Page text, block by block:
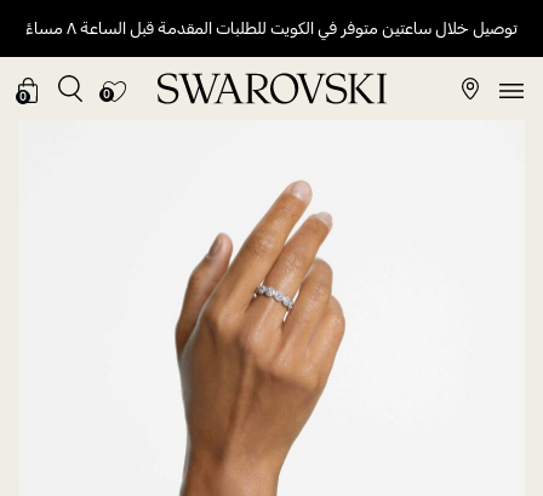
توصيل خلال ساعتين متوفر في الكويت للطلبات المقدمة قبل الساعة ٨ مساءً
0
0